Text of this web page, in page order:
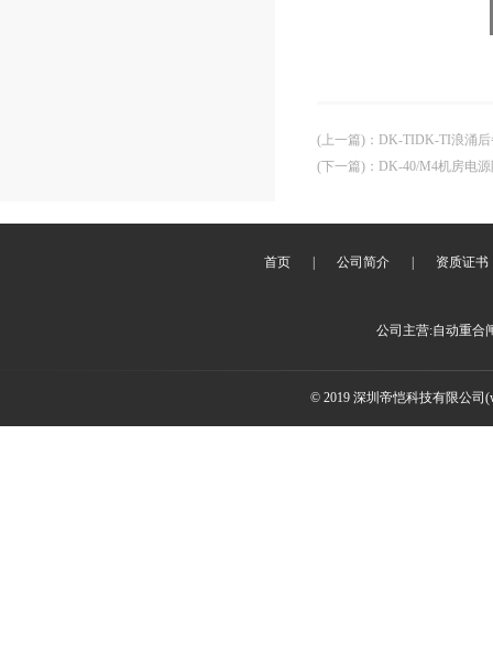
(上一篇) ： DK-TIDK-TI浪涌
(下一篇) ： DK-40/M4机房电
首页 公司简介 资质证书
公司主营:自动重合
© 2019 深圳帝恺科技有限公司